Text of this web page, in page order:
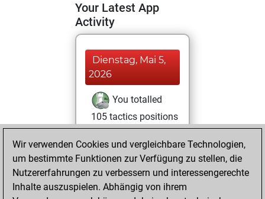
Your Latest App
Activity
Dienstag, Mai 5,
2026
You totalled
105 tactics positions
Tactics
solved 80 tactics
positions
Wir verwenden Cookies und vergleichbare Technologien,
um bestimmte Funktionen zur Verfügung zu stellen, die
Nutzererfahrungen zu verbessern und interessengerechte
Inhalte auszuspielen. Abhängig von ihrem